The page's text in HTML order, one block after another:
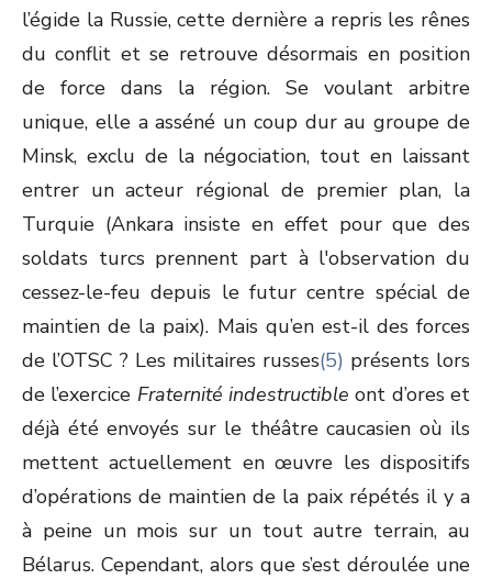
l’égide la Russie, cette dernière a repris les rênes
du conflit et se retrouve désormais en position
de force dans la région. Se voulant arbitre
unique, elle a asséné un coup dur au groupe de
Minsk, exclu de la négociation, tout en laissant
entrer un acteur régional de premier plan, la
Turquie (Ankara insiste en effet pour que des
soldats turcs prennent part à l'observation du
cessez-le-feu depuis le futur centre spécial de
maintien de la paix). Mais qu’en est-il des forces
de l’OTSC ? Les militaires russes(5) présents lors
de l’exercice Fraternité indestructible ont d’ores et
déjà été envoyés sur le théâtre caucasien où ils
mettent actuellement en œuvre les dispositifs
d’opérations de maintien de la paix répétés il y a
à peine un mois sur un tout autre terrain, au
Bélarus. Cependant, alors que s’est déroulée une